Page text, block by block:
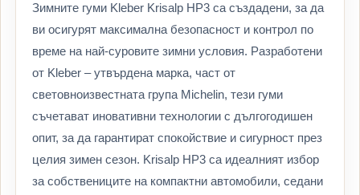
Зимните гуми Kleber Krisalp HP3 са създадени, за да
ви осигурят максимална безопасност и контрол по
време на най-суровите зимни условия. Разработени
от Kleber – утвърдена марка, част от
световноизвестната група Michelin, тези гуми
съчетават иновативни технологии с дългогодишен
опит, за да гарантират спокойствие и сигурност през
целия зимен сезон. Krisalp HP3 са идеалният избор
за собствениците на компактни автомобили, седани